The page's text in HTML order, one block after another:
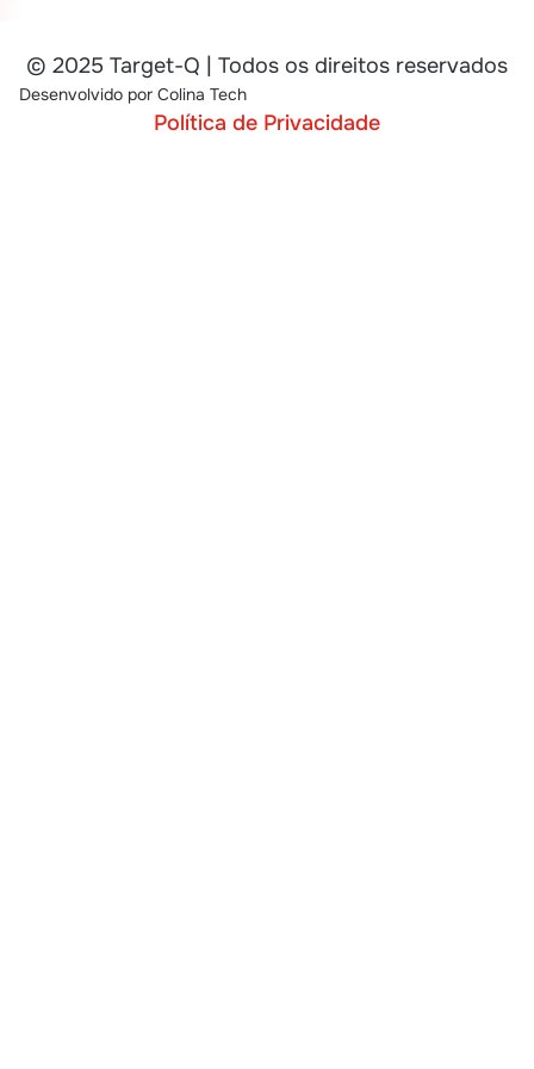
© 2025 Target-Q | Todos os direitos reservados
Desenvolvido por Colina Tech
Política de Privacidade